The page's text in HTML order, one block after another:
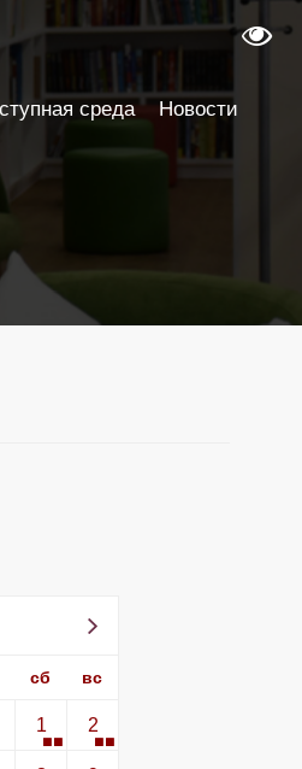
сб вс
1 2
среда Новости